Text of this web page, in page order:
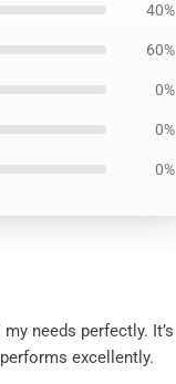
40%
60%
0%
0%
0%
needs perfectly. It’s
excellently.